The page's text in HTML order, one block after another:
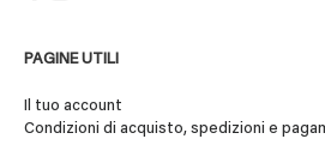
PAGINE UTILI
Il tuo account
Condizioni di acquisto, spedizioni e